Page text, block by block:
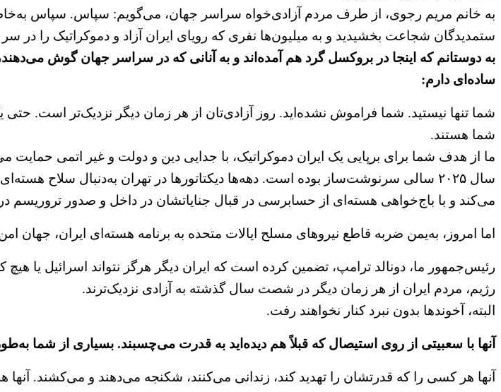
به خانم مریم رجوی، از طرف مردم آزادی‌خواه سراسر جهان، می‌گویم: سپاس. سپاس
ستمدیدگان شجاعت بخشیدید و به میلیون‌ها نفری که رویای ایران آزاد و دموکراتیک را در سر
به دوستانم که اینجا در بروکسل گرد هم آمده‌اند و به آنانی که در سراسر جهان گوش
ساده‌ای دارم:
شما تنها نیستید. شما فراموش نشده‌اید. روز آزادی‌تان از هر زمان دیگر نزدیک‌تر است.
شما هستند.
ما از هدف شما برای برپایی یک ایران دموکراتیک، با جدایی دین و دولت و غیر اتمی حمایت
سال ۲۰۲۵ سالی سرنوشت‌ساز بوده است. دهه‌ها دیکتاتورها در تهران به‌دنبال سلاح
می‌کند و با باج‌خواهی هسته‌ای از حسابرسی در قبال جنایاتشان در داخل و صدور تروریسم
اما امروز، به‌یمن ضربه قاطع نیروهای مسلح ایالات متحده به برنامه هسته‌ای ایران، جهان
رئیس‌جمهور ما، دونالد ترامپ، تضمین کرده است که ایران دیگر هرگز نتواند اسرائیل یا
رژیم، مردم ایران از هر زمان دیگر در شصت سال گذشته به آزادی نزدیک‌ترند.
البته، آخوندها بدون نبرد کنار نخواهند رفت.
آنها با سعبیتی از روی استیصال که قبلاً هم دیده‌اید به قدرت می‌چسبند. بسیاری از شما
آنها هر کسی را که قدرتشان را تهدید کند، زندانی می‌کنند، شکنجه می‌دهند و می‌کشند.